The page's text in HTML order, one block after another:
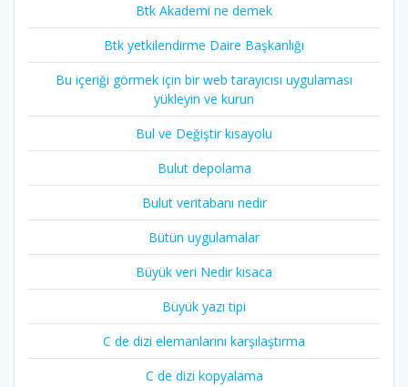
Btk Akademi ne demek
Btk yetkilendirme Daire Başkanlığı
Bu içeriği görmek için bir web tarayıcısı uygulaması
yükleyin ve kurun
Bul ve Değiştir kısayolu
Bulut depolama
Bulut veritabanı nedir
Bütün uygulamalar
Büyük veri Nedir kısaca
Büyük yazı tipi
C de dizi elemanlarını karşılaştırma
C de dizi kopyalama